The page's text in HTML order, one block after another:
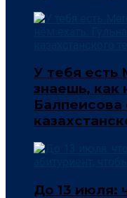
У тебя есть
знаешь, как
До 13 июля: